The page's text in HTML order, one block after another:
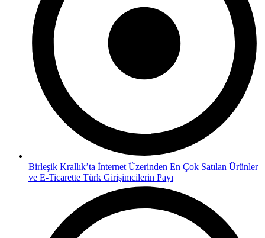
Birleşik Krallık’ta İnternet Üzerinden En Çok Satılan Ürünler
ve E-Ticarette Türk Girişimcilerin Payı